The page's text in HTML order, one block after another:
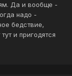
Да и вообще -
надо -
бедствие,
и пригодятся